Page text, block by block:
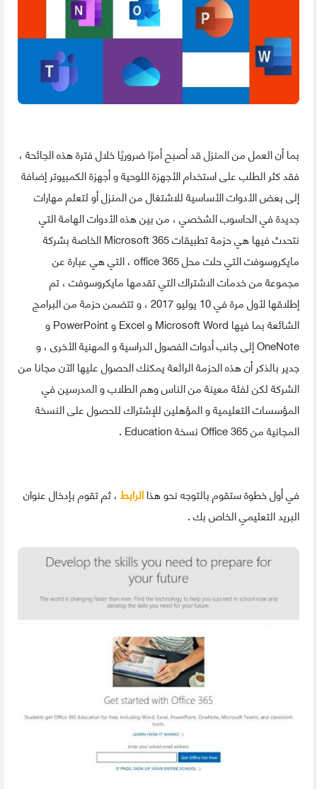
ﺑﻤﺎ ﺃﻥ ﺍﻟﻌﻤﻞ ﻣﻦ ﺍﻟﻤﻨﺰﻝ ﻗﺪ ﺃﺻﺒﺢ ﺃﻣﺮًﺍ ﺿﺮﻭﺭﻳًﺎ ﺧﻼﻝ فترة ﻫﺬﻩ الجائحة ،
فقد ﻛﺜﺮ ﺍﻟﻄﻠﺐ ﻋﻠﻰ ﺍﺳﺘﺨﺪﺍﻡ ﺍﻷﺟﻬﺰﺓ ﺍﻟﻠﻮﺣﻴﺔ ﻭ أﺟﻬﺰﺓ ﺍﻟﻜﻤﺒﻴﻮﺗﺮ إضافة
إلى بعض ﺍﻷﺩﻭﺍﺕ ﺍﻷﺳﺎﺳﻴﺔ ﻟﻼﺷﺘﻐﺎﻝ ﻣﻦ ﺍﻟﻤﻨﺰﻝ ﺃﻭ ﻟﺘﻌﻠﻢ ﻣﻬﺎﺭﺍﺕ
ﺟﺪﻳﺪﺓ ﻓﻲ الحاسوب ﺍﻟﺸﺨﺼﻲ ، من بين هذه الأدوات الهامة التي
نتحدث فيها هي ﺣﺰﻣﺔ ﺗﻄﺒﻴﻘﺎﺕ Microsoft 365 الخاصة بشركة
ﻣﺎﻳﻜﺮﻭﺳﻮﻓﺖ التي حلت محل office 365 ، التي هي عبارة ﻋﻦ
ﻣﺠﻤﻮﻋﺔ ﻣﻦ ﺧﺪﻣﺎﺕ ﺍﻻﺷﺘﺮﺍﻙ ﺍﻟﺘﻲ ﺗﻘﺪﻣﻬﺎ ﻣﺎﻳﻜﺮﻭﺳﻮﻓﺖ ، تم
إطلاقها لأول مرة ﻓﻲ 10 ﻳﻮﻟﻴﻮ 2017 ، و تتضمن ﺣﺰﻣﺔ ﻣﻦ ﺍﻟﺒﺮﺍﻣﺞ
الشائعة ﺑﻤﺎ فيها Microsoft Word ﻭ Excel ﻭ PowerPoint ﻭ
OneNote ﺇﻟﻰ ﺟﺎﻧﺐ ﺃﺩﻭﺍﺕ ﺍﻟﻔﺼول الدراسية و المهنية الأخرى ، و
جدير بالذكر أن هذه الحزمة الرائعة يمكنك الحصول عليها الآن مجانا من
الشركة لكن لفئة معينة من الناس وهم الطلاب ﻭ المدرسين ﻓﻲ
ﺍﻟﻤﺆﺳﺴﺎﺕ التعليمية و المؤهلين للإﺷﺘﺮﺍﻙ ﻟﻠﺤﺼﻮﻝ ﻋﻠﻰ النسخة
المجانية ﻣﻦ Office 365 نسخة Education .
في أول خطوة ستقوم بالتوجه نحو هذاالرابط، ثم تقوم بإدخال عنوان
البريد التعليمي الخاص بك .